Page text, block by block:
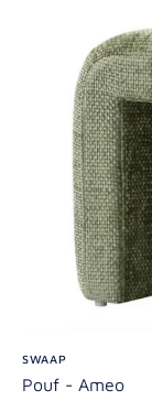
SWAAP
Pouf - Ameo